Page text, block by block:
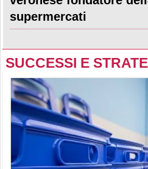
supermercati
SUCCESSI E